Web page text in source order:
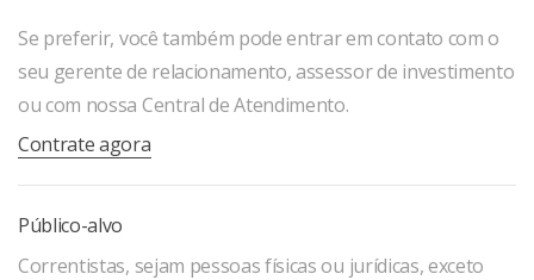
Se preferir, você também pode entrar em contato com o
seu gerente de relacionamento, assessor de investimento
ou com nossa Central de Atendimento.
Contrate agora
Público-alvo
Correntistas, sejam pessoas físicas ou jurídicas, exceto